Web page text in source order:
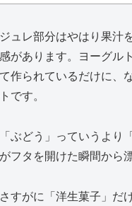
ュレ部分はやはり果汁
があります。ヨーグル
作られているだけに、
です。
ぶどう」っていうより
フタを開けた瞬間から
すがに「洋生菓子」だ